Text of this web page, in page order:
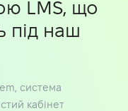
LMS, що
під наш
система
кабінет